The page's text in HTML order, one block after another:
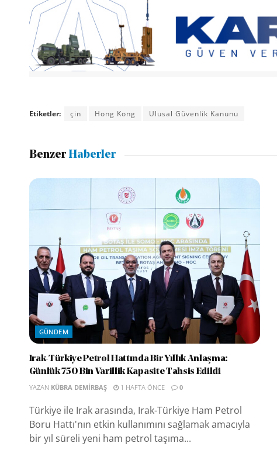
Etiketler: çin Hong Kong Ulusal Güvenlik Kanunu
BenzerHaberler
GÜNDEM
Irak-Türkiye Petrol Hattında Bir Yıllık Anlaşma:
Günlük 750 Bin Varillik Kapasite Tahsis Edildi
YAZAN KÜBRA DEMIRBAŞ 1 HAFTA ÖNCE 0
Türkiye ile Irak arasında, Irak-Türkiye Ham Petrol
Boru Hattı'nın etkin kullanımını sağlamak amacıyla
bir yıl süreli yeni ham petrol taşıma...